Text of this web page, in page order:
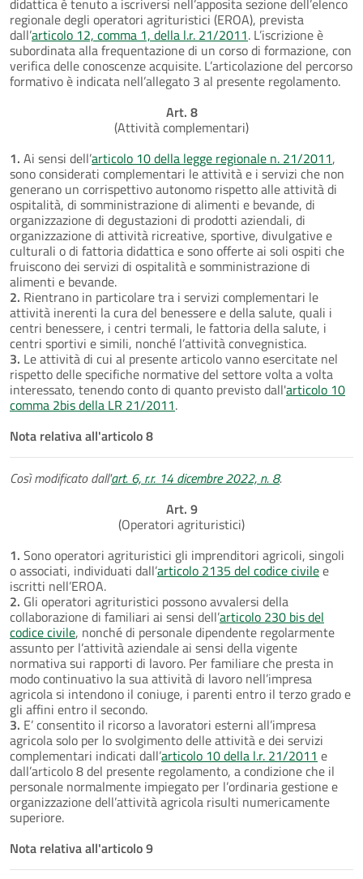
regionale degli operatori agrituristici (EROA), prevista
dall’articolo 12, comma 1, della l.r. 21/2011. L’iscrizione è
subordinata alla frequentazione di un corso di formazione, con
verifica delle conoscenze acquisite. L’articolazione del percorso
formativo è indicata nell’allegato 3 al presente regolamento.
Art. 8
(Attività complementari)
1. Ai sensi dell’articolo 10 della legge regionale n. 21/2011,
sono considerati complementari le attività e i servizi che non
generano un corrispettivo autonomo rispetto alle attività di
ospitalità, di somministrazione di alimenti e bevande, di
organizzazione di degustazioni di prodotti aziendali, di
organizzazione di attività ricreative, sportive, divulgative e
culturali o di fattoria didattica e sono offerte ai soli ospiti che
fruiscono dei servizi di ospitalità e somministrazione di
alimenti e bevande.
2. Rientrano in particolare tra i servizi complementari le
attività inerenti la cura del benessere e della salute, quali i
centri benessere, i centri termali, le fattoria della salute, i
centri sportivi e simili, nonché l’attività convegnistica.
3. Le attività di cui al presente articolo vanno esercitate nel
rispetto delle specifiche normative del settore volta a volta
interessato, tenendo conto di quanto previsto dall'articolo 10
comma 2bis della LR 21/2011.
Nota relativa all'articolo 8
Così modificato dall'art. 6, r.r. 14 dicembre 2022, n. 8.
Art. 9
(Operatori agrituristici)
1. Sono operatori agrituristici gli imprenditori agricoli, singoli
o associati, individuati dall’articolo 2135 del codice civilee
iscritti nell’EROA.
2. Gli operatori agrituristici possono avvalersi della
collaborazione di familiari ai sensi dell’articolo 230 bis del
codice civile, nonché di personale dipendente regolarmente
assunto per l’attività aziendale ai sensi della vigente
normativa sui rapporti di lavoro. Per familiare che presta in
modo continuativo la sua attività di lavoro nell’impresa
agricola si intendono il coniuge, i parenti entro il terzo grado e
gli affini entro il secondo.
3. E’ consentito il ricorso a lavoratori esterni all’impresa
agricola solo per lo svolgimento delle attività e dei servizi
complementari indicati dall’articolo 10 della l.r. 21/2011 e
dall’articolo 8 del presente regolamento, a condizione che il
personale normalmente impiegato per l’ordinaria gestione e
organizzazione dell’attività agricola risulti numericamente
superiore.
Nota relativa all'articolo 9